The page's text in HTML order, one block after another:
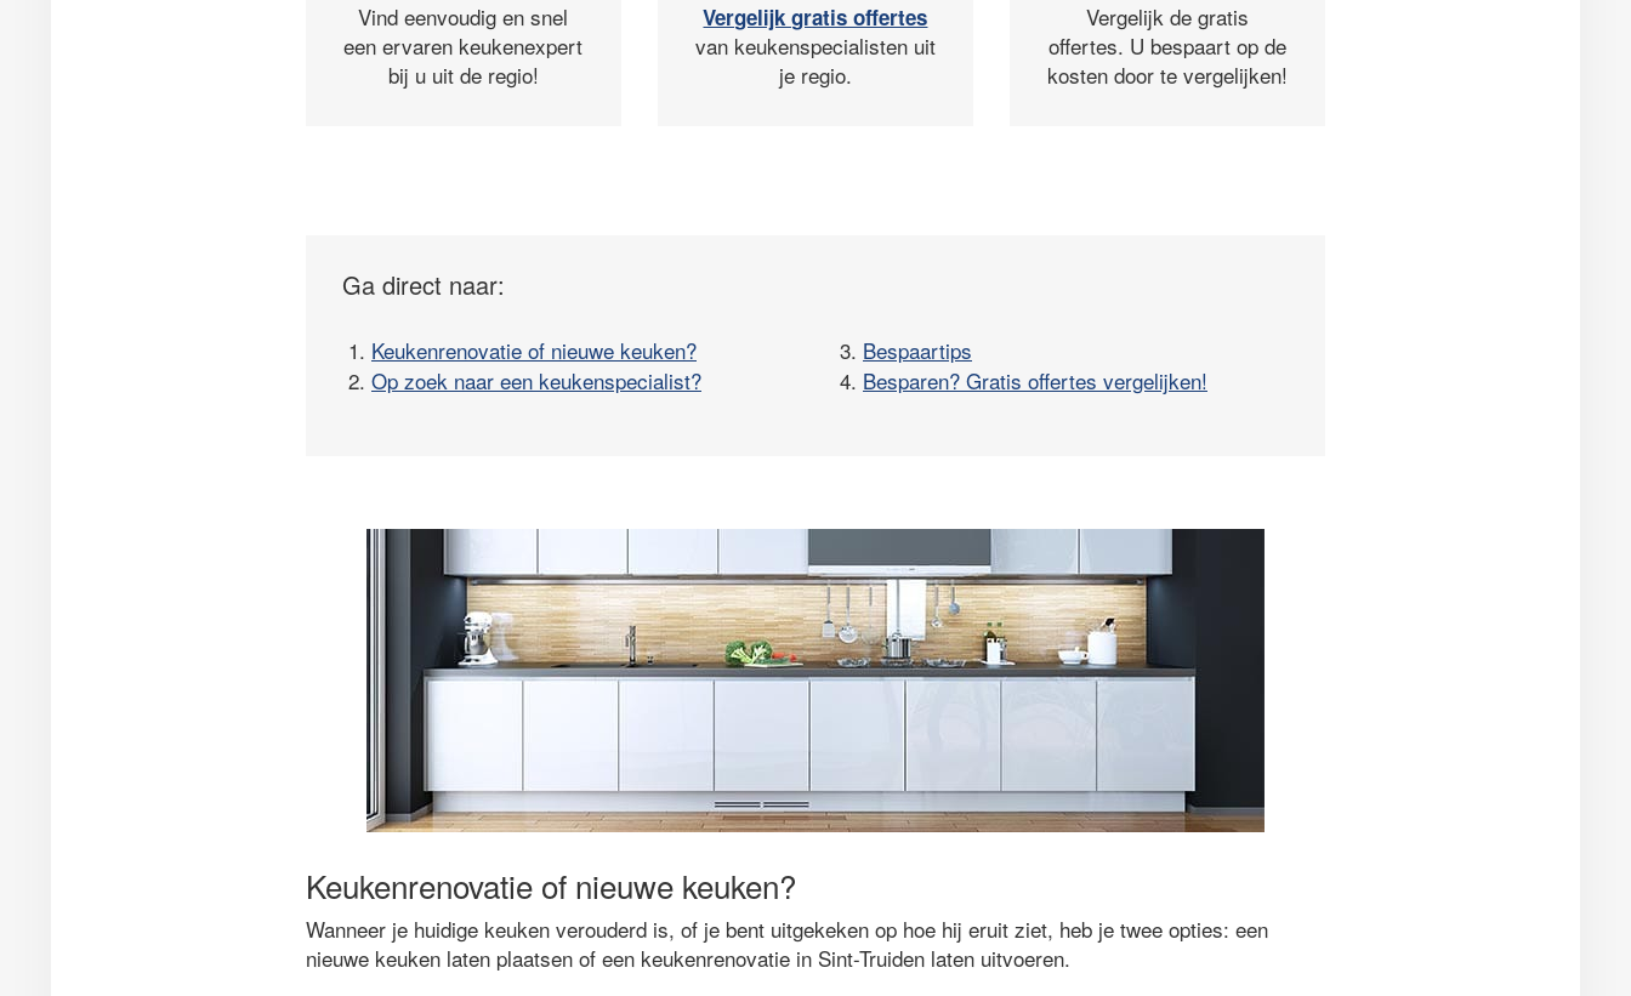
Vind eenvoudig en snel
een ervaren keukenexpert
bij u uit de regio!
Vergelijk gratis offertes
van keukenspecialisten uit
je regio.
Vergelijk de gratis
offertes. U bespaart op de
kosten door te vergelijken!
Ga direct naar:
1. Keukenrenovatie of nieuwe keuken?
2. Op zoek naar een keukenspecialist?
3. Bespaartips
4. Besparen? Gratis offertes vergelijken!
Keukenrenovatie of nieuwe keuken?
Wanneer je huidige keuken verouderd is, of je bent uitgekeken op hoe hij eruit ziet, heb je twee opties: een
nieuwe keuken laten plaatsen of een keukenrenovatie in Sint-Truiden laten uitvoeren.